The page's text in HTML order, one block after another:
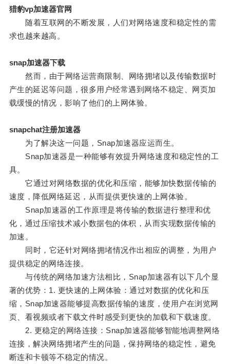
猎豹vp加速器官网
随着互联网的不断发展，人们对网络速度和稳定性的需
求也越来越高。
snap加速器下载
然而，由于网络运营商限制、网络拥堵以及传输数据时
产生的延迟等问题，很多用户经常遇到网络不稳定、网页加
载缓慢的情况，影响了他们的上网体验。
snapchat注册加速器
为了解决这一问题，Snap加速器应运而生。
Snap加速器是一种能够有效提升网络速度和稳定性的工
具。
它通过对网络数据的优化和压缩，能够加快数据传输的
速度，降低网络延迟，从而提供更快速的上网体验。
Snap加速器的工作原理是将传输的数据进行整理和优
化，通过压缩技术减小数据包的体积，从而实现数据传输的
加速。
同时，它还针对网络拥堵情况作出相应的调整，为用户
提供稳定的网络连接。
与传统的网络加速方法相比，Snap加速器有以下几个显
著的优势：1. 更快速的上网体验：通过对数据的优化和压
缩，Snap加速器能够提高数据传输的速度，使用户在浏览网
页、看视频或者下载文件时感受到更快的加载和下载速度。
2. 更稳定的网络连接：Snap加速器能够智能地调整网络
连接，解决网络拥堵产生的问题，保持网络的稳定性，避免
断连和卡顿等不稳定的情况。